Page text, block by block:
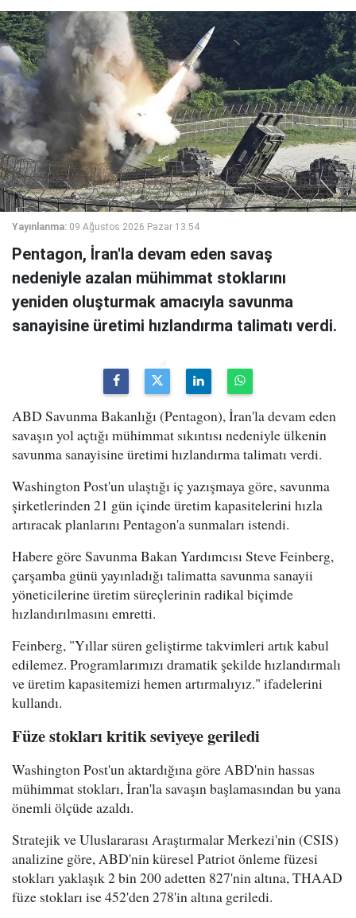
Yayınlanma: 09 Ağustos 2026 Pazar 13:54
Pentagon, İran'la devam eden savaş
nedeniyle azalan mühimmat stoklarını
yeniden oluşturmak amacıyla savunma
sanayisine üretimi hızlandırma talimatı verdi.
ABD Savunma Bakanlığı (Pentagon), İran'la devam eden
savaşın yol açtığı mühimmat sıkıntısı nedeniyle ülkenin
savunma sanayisine üretimi hızlandırma talimatı verdi.
Washington Post'un ulaştığı iç yazışmaya göre, savunma
şirketlerinden 21 gün içinde üretim kapasitelerini hızla
artıracak planlarını Pentagon'a sunmaları istendi.
Habere göre Savunma Bakan Yardımcısı Steve Feinberg,
çarşamba günü yayınladığı talimatta savunma sanayii
yöneticilerine üretim süreçlerinin radikal biçimde
hızlandırılmasını emretti.
Feinberg, "Yıllar süren geliştirme takvimleri artık kabul
edilemez. Programlarımızı dramatik şekilde hızlandırmalı
ve üretim kapasitemizi hemen artırmalıyız." ifadelerini
kullandı.
Füze stokları kritik seviyeye geriledi
Washington Post'un aktardığına göre ABD'nin hassas
mühimmat stokları, İran'la savaşın başlamasından bu yana
önemli ölçüde azaldı.
Stratejik ve Uluslararası Araştırmalar Merkezi'nin (CSIS)
analizine göre, ABD'nin küresel Patriot önleme füzesi
stokları yaklaşık 2 bin 200 adetten 827'nin altına, THAAD
füze stokları ise 452'den 278'in altına geriledi.